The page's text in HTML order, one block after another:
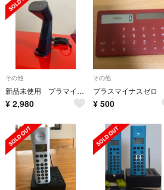
その他
新品未使用 プラマイゼロ スタイルスチーマー XRS-D010(FA)
¥ 2,980
その他
¥ 500